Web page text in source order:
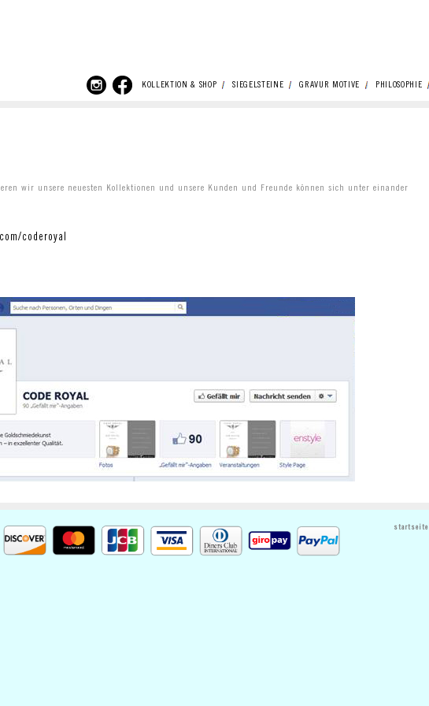
KOLLEKTION & SHOP SIEGELSTEINE GRAVUR MOTIVE PHILOSOPHIE
wir unsere neuesten Kollektionen und unsere Kunden und Freunde können sich unter einander
coderoyal
startseite